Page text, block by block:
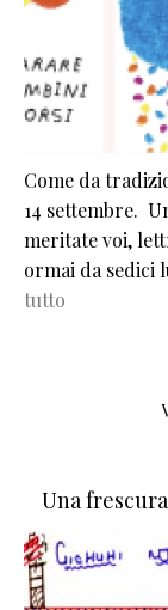
Come da
14 settembre.
meritate voi,
ormai da sedici
tutto
Una